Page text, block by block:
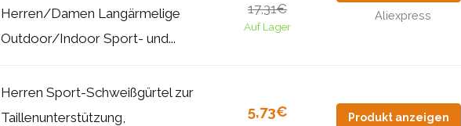
Herren/Damen Langärmelige
Outdoor/Indoor Sport- und...
17,31€
Auf Lager
Aliexpress
Herren Sport-Schweißgürtel zur
Taillenunterstützung,
5,73€ Produkt anzeigen